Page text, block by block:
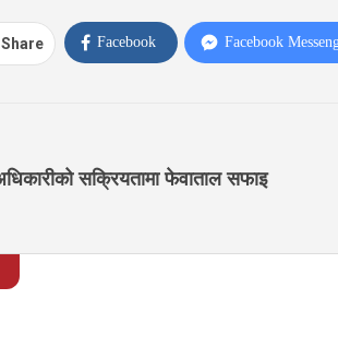
Share Facebook Facebook
सक्रियतामा फेवाताल सफाइ